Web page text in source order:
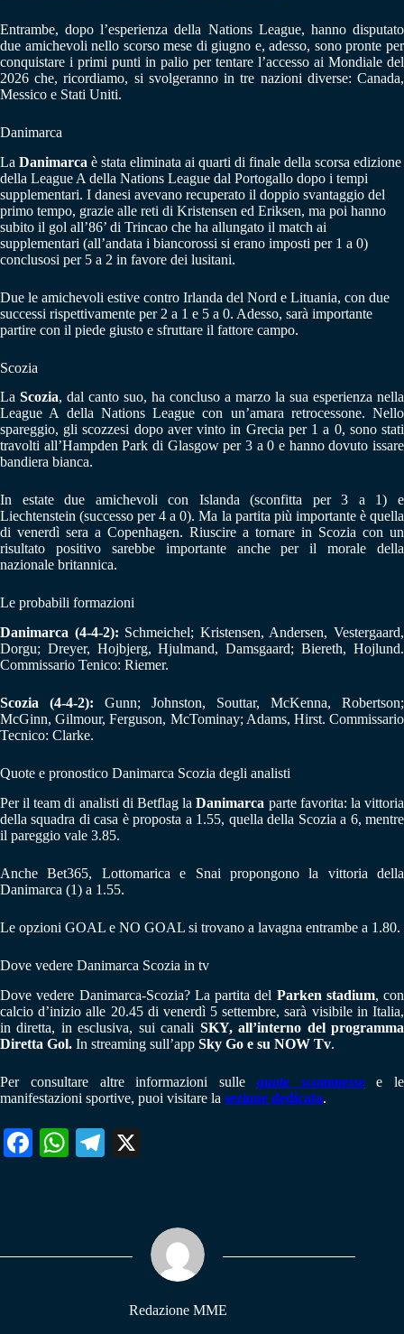
Entrambe, dopo l’esperienza della Nations League, hanno disputato
due amichevoli nello scorso mese di giugno e, adesso, sono pronte per
conquistare i primi punti in palio per tentare l’accesso ai Mondiale del
2026 che, ricordiamo, si svolgeranno in tre nazioni diverse: Canada,
Messico e Stati Uniti.
Danimarca
La Danimarca è stata eliminata ai quarti di finale della scorsa edizione
della League A della Nations League dal Portogallo dopo i tempi
supplementari. I danesi avevano recuperato il doppio svantaggio del
primo tempo, grazie alle reti di Kristensen ed Eriksen, ma poi hanno
subito il gol all’86’ di Trincao che ha allungato il match ai
supplementari (all’andata i biancorossi si erano imposti per 1 a 0)
conclusosi per 5 a 2 in favore dei lusitani.
Due le amichevoli estive contro Irlanda del Nord e Lituania, con due
successi rispettivamente per 2 a 1 e 5 a 0. Adesso, sarà importante
partire con il piede giusto e sfruttare il fattore campo.
Scozia
La Scozia, dal canto suo, ha concluso a marzo la sua esperienza nella
League A della Nations League con un’amara retrocessone. Nello
spareggio, gli scozzesi dopo aver vinto in Grecia per 1 a 0, sono stati
travolti all’Hampden Park di Glasgow per 3 a 0 e hanno dovuto issare
bandiera bianca.
In estate due amichevoli con Islanda (sconfitta per 3 a 1) e
Liechtenstein (successo per 4 a 0). Ma la partita più importante è quella
di venerdì sera a Copenhagen. Riuscire a tornare in Scozia con un
risultato positivo sarebbe importante anche per il morale della
nazionale britannica.
Le probabili formazioni
Danimarca (4-4-2): Schmeichel; Kristensen, Andersen, Vestergaard,
Dorgu; Dreyer, Hojbjerg, Hjulmand, Damsgaard; Biereth, Hojlund.
Commissario Tenico: Riemer.
Scozia (4-4-2): Gunn; Johnston, Souttar, McKenna, Robertson;
McGinn, Gilmour, Ferguson, McTominay; Adams, Hirst. Commissario
Tecnico: Clarke.
Quote e pronostico Danimarca Scozia degli analisti
Per il team di analisti di Betflag laDanimarca parte favorita: la vittoria
della squadra di casa è proposta a 1.55, quella della Scozia a 6, mentre
il pareggio vale 3.85.
Anche Bet365, Lottomarica e Snai propongono la vittoria della
Danimarca (1) a 1.55.
Le opzioni GOAL e NO GOAL si trovano a lavagna entrambe a 1.80.
Dove vedere Danimarca Scozia in tv
Dove vedere Danimarca-Scozia? La partita del Parken stadium, con
calcio d’inizio alle 20.45 di venerdì 5 settembre, sarà visibile in Italia,
in diretta, in esclusiva, sui canali SKY, all’interno del programma
Diretta Gol. In streaming sull’app Sky Go e su NOW Tv.
Per consultare altre informazioni sulle quote scommessee le
manifestazioni sportive, puoi visitare la sezione dedicata.
Fa W
pp
Te
m
Redazione MME